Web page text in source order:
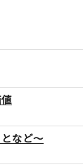
厚木市の一部
一部 /
一部 /
など～